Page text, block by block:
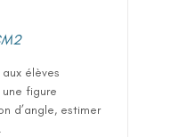
élèves
figure
d’angle, estimer